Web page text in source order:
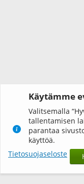
Käytämme
Valitsemalla
tallentamisen
parantaa
käyttöä.
Tietosuojaseloste